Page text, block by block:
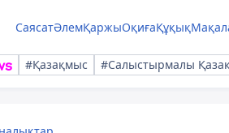
СаясатӘлемҚаржыОқиғаҚұқық
#Қазақмыс #Салыстырмалы